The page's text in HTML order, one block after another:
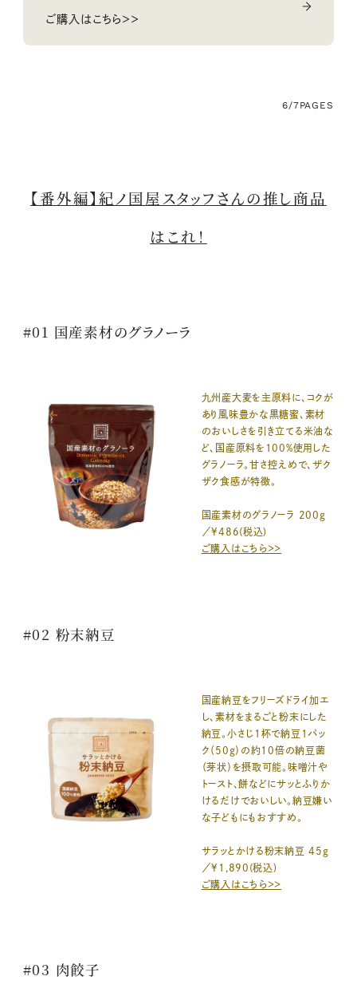
ご購入はこちら＞＞
6/7PAGES
【番外編】紀ノ国屋スタッフさんの推し商品
はこれ！
#01 国産素材のグラノーラ
九州産大麦を主原料に、コクが
あり風味豊かな黒糖蜜、素材
のおいしさを引き立てる米油な
ど、国産原料を100%使用した
グラノーラ。甘さ控えめで、ザク
ザク食感が特徴。
国産素材のグラノーラ 200g
／¥486(税込)
ご購入はこちら＞＞
#02 粉末納豆
国産納豆をフリーズドライ加エ
し、素材をまるごと粉末にした
納豆。小さじ1杯で納豆1パッ
ク（50g）の約10倍の納豆菌
（芽状）を摂取可能。味噌汁や
トースト、餅などにサッとふりか
けるだけでおいしい。納豆嫌い
な子どもにもおすすめ。
サラッとかける粉末納豆 45g
／¥1,890(税込)
ご購入はこちら＞＞
#03 肉餃子